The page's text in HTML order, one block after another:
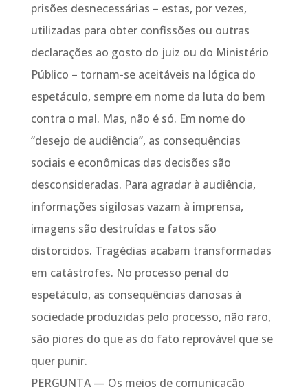
prisões desnecessárias – estas, por vezes,
utilizadas para obter confissões ou outras
declarações ao gosto do juiz ou do Ministério
Público – tornam-se aceitáveis na lógica do
espetáculo, sempre em nome da luta do bem
contra o mal. Mas, não é só. Em nome do
“desejo de audiência”, as consequências
sociais e econômicas das decisões são
desconsideradas. Para agradar à audiência,
informações sigilosas vazam à imprensa,
imagens são destruídas e fatos são
distorcidos. Tragédias acabam transformadas
em catástrofes. No processo penal do
espetáculo, as consequências danosas à
sociedade produzidas pelo processo, não raro,
são piores do que as do fato reprovável que se
quer punir.
PERGUNTA — Os meios de comunicação